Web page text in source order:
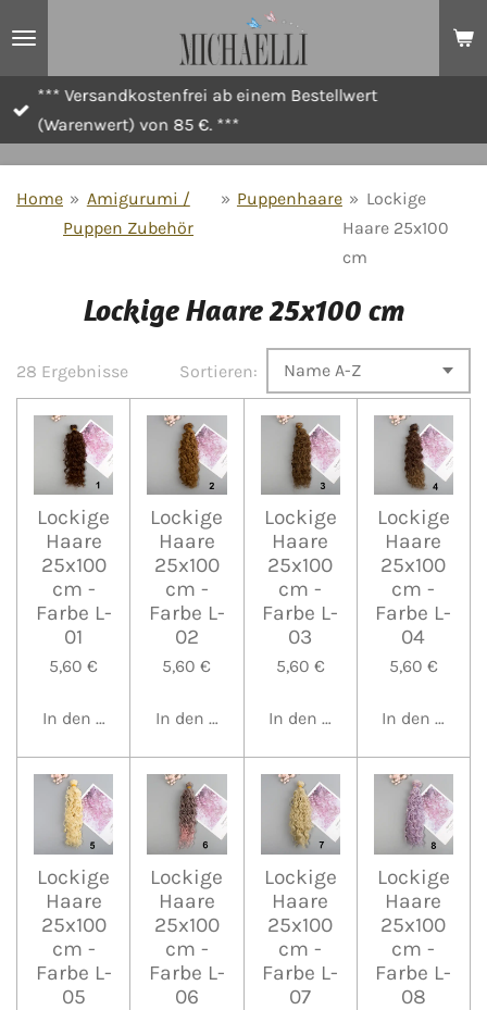
*** Versandkostenfrei ab einem Bestellwert
(Warenwert) von 85 €. ***
Home » Amigurumi /
Puppen Zubehör
» Puppenhaare » Lockige
Haare 25x100
cm
Lockige Haare 25x100 cm
28 Ergebnisse Sortieren:
Lockige
Haare
25x100
cm -
Farbe L-
01
5,60 €
In den Warenkorb
Lockige
Haare
25x100
cm -
Farbe L-
02
5,60 €
In den Warenkorb
Lockige
Haare
25x100
cm -
Farbe L-
03
5,60 €
In den Warenkorb
Lockige
Haare
25x100
cm -
Farbe L-
04
5,60 €
In den
Lockige
Haare
25x100
cm -
Farbe L-
05
Lockige
Haare
25x100
cm -
Farbe L-
06
Lockige
Haare
25x100
cm -
Farbe L-
07
Lockige
Haare
25x100
cm -
Farbe L-
08